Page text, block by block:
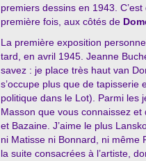
premiers dessins en 1943.
première fois, aux côtés de
La première exposition
tard, en avril 1945. Jeanne
savez : je place très haut van
s’occupe plus que de
politique dans le Lot). Parmi les
Masson que vous connaissez
et Bazaine. J’aime le plus
ni Matisse ni Bonnard, ni même
la suite consacrées à l’artiste,